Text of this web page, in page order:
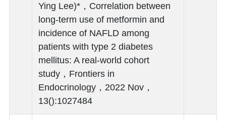
Ying Lee)*，Correlation between
long-term use of metformin and
incidence of NAFLD among
patients with type 2 diabetes
mellitus: A real-world cohort
study，Frontiers in
Endocrinology，2022 Nov，
13():1027484